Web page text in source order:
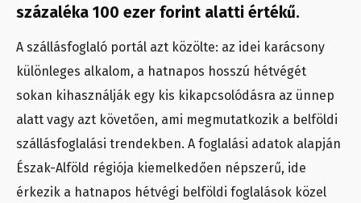
százaléka 100 ezer forint alatti értékű.
A szállásfoglaló portál azt közölte: az idei karácsony
különleges alkalom, a hatnapos hosszú hétvégét
sokan kihasználják egy kis kikapcsolódásra az ünnep
alatt vagy azt követően, ami megmutatkozik a belföldi
szállásfoglalási trendekben. A foglalási adatok alapján
Észak-Alföld régiója kiemelkedően népszerű, ide
érkezik a hatnapos hétvégi belföldi foglalások közel